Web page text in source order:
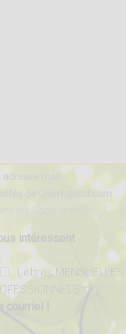
intéressent
Lettres MENSUELLES
courriel !